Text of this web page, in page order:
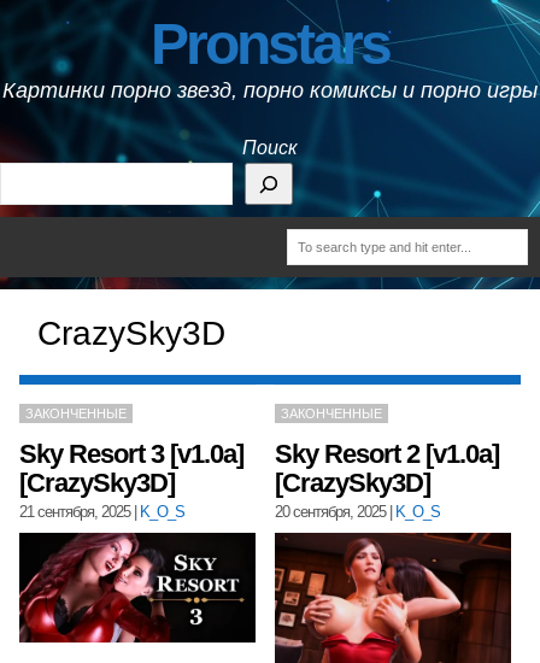
Pronstars
Картинки порно звезд, порно комиксы и порно игры
Поиск
CrazySky3D
ЗАКОНЧЕННЫЕ
Sky Resort 3 [v1.0a]
[CrazySky3D]
21 сентября, 2025| K_O_S
ЗАКОНЧЕННЫЕ
Sky Resort 2 [v1.0a]
[CrazySky3D]
20 сентября, 2025| K_O_S